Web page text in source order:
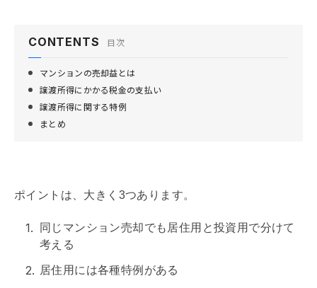
CONTENTS 目次
マンションの売却益とは
譲渡所得にかかる税金の支払い
譲渡所得に関する特例
まとめ
ポイントは、大きく3つあります。
同じマンション売却でも居住用と投資用で分けて
考える
居住用には各種特例がある